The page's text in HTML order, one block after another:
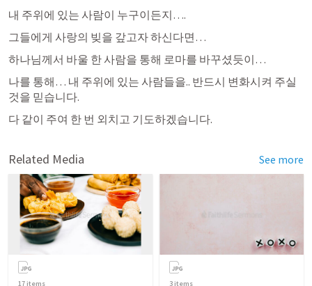
내 주위에 있는 사람이 누구이든지….
그들에게 사랑의 빚을 갚고자 하신다면…
하나님께서 바울 한 사람을 통해 로마를 바꾸셨듯이…
나를 통해… 내 주위에 있는 사람들을.. 반드시 변화시켜 주실
것을 믿습니다.
다 같이 주여 한 번 외치고 기도하겠습니다.
Related Media See more
17 items 3 items